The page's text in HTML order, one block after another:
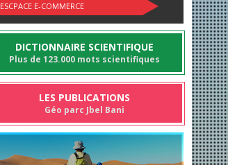
ESCPACE E-COMMERCE
DICTIONNAIRE SCIENTIFIQUE
Plus de 123.000 mots scientifiques
LES PUBLICATIONS
Géo parc Jbel Bani